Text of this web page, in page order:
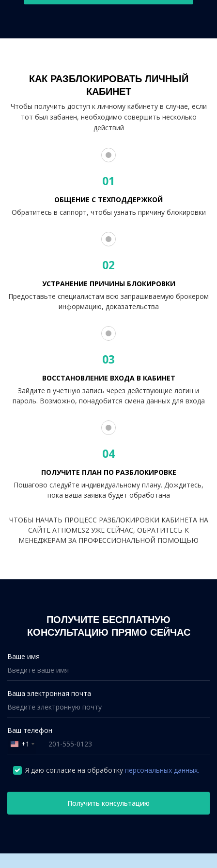
КАК РАЗБЛОКИРОВАТЬ ЛИЧНЫЙ
КАБИНЕТ
Чтобы получить доступ к личному кабинету в случае, если
тот был забанен, необходимо совершить несколько
действий
01
ОБЩЕНИЕ С ТЕХПОДДЕРЖКОЙ
Обратитесь в саппорт, чтобы узнать причину блокировки
02
УСТРАНЕНИЕ ПРИЧИНЫ БЛОКИРОВКИ
Предоставьте специалистам всю запрашиваемую брокером
информацию, доказательства
03
ВОССТАНОВЛЕНИЕ ВХОДА В КАБИНЕТ
Зайдите в учетную запись через действующие логин и
пароль. Возможно, понадобится смена данных для входа
04
ПОЛУЧИТЕ ПЛАН ПО РАЗБЛОКИРОВКЕ
Пошагово следуйте индивидуальному плану. Дождитесь,
пока ваша заявка будет обработана
ЧТОБЫ НАЧАТЬ ПРОЦЕСС РАЗБЛОКИРОВКИ КАБИНЕТА НА
САЙТЕ ATHOMES2 УЖЕ СЕЙЧАС, ОБРАТИТЕСЬ К
МЕНЕДЖЕРАМ ЗА ПРОФЕССИОНАЛЬНОЙ ПОМОЩЬЮ
ПОЛУЧИТЕ БЕСПЛАТНУЮ
КОНСУЛЬТАЦИЮ ПРЯМО СЕЙЧАС
Ваше имя
Ваша электронная почта
Ваш телефон
United
States
+1
+1
Я даю согласие на обработку персональных данных.
Получить консультацию